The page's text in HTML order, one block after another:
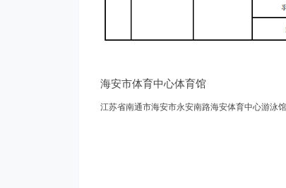
海安市体育中心体育馆
江苏省南通市海安市永安南路海安体育中心游泳馆